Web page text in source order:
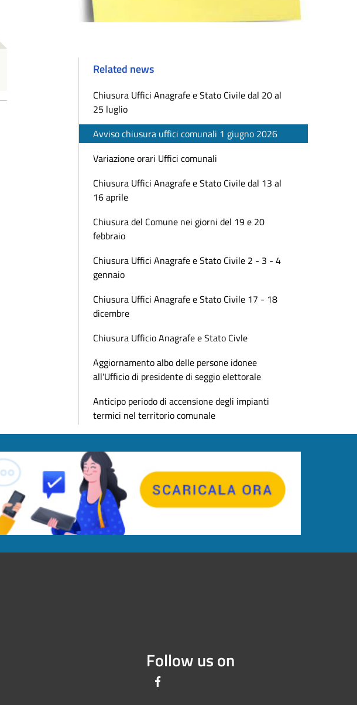
Related news
Chiusura Uffici Anagrafe e Stato Civile dal 20 al
25 luglio
Avviso chiusura uffici comunali 1 giugno 2026
Variazione orari Uffici comunali
Chiusura Uffici Anagrafe e Stato Civile dal 13 al
16 aprile
Chiusura del Comune nei giorni del 19 e 20
febbraio
Chiusura Uffici Anagrafe e Stato Civile 2 - 3 - 4
gennaio
Chiusura Uffici Anagrafe e Stato Civile 17 - 18
dicembre
Chiusura Ufficio Anagrafe e Stato Civle
Aggiornamento albo delle persone idonee
all'Ufficio di presidente di seggio elettorale
Anticipo periodo di accensione degli impianti
termici nel territorio comunale
Follow us on